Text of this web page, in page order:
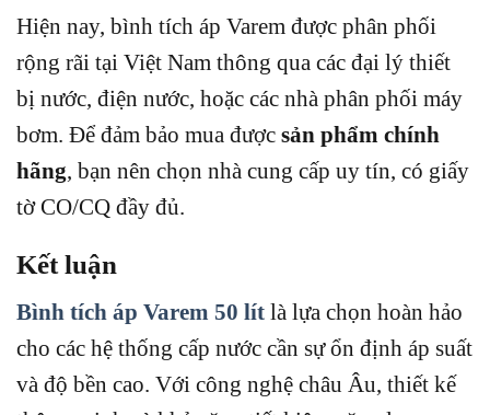
Hiện nay, bình tích áp Varem được phân phối
rộng rãi tại Việt Nam thông qua các đại lý thiết
bị nước, điện nước, hoặc các nhà phân phối máy
bơm. Để đảm bảo mua được sản phẩm chính
hãng, bạn nên chọn nhà cung cấp uy tín, có giấy
tờ CO/CQ đầy đủ.
Kết luận
Bình tích áp Varem 50 lít là lựa chọn hoàn hảo
cho các hệ thống cấp nước cần sự ổn định áp suất
và độ bền cao. Với công nghệ châu Âu, thiết kế